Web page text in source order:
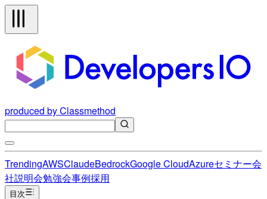
produced by Classmethod
TrendingAWSClaudeBedrockGoogle CloudAzureセミナー会
社説明会勉強会事例採用
目次